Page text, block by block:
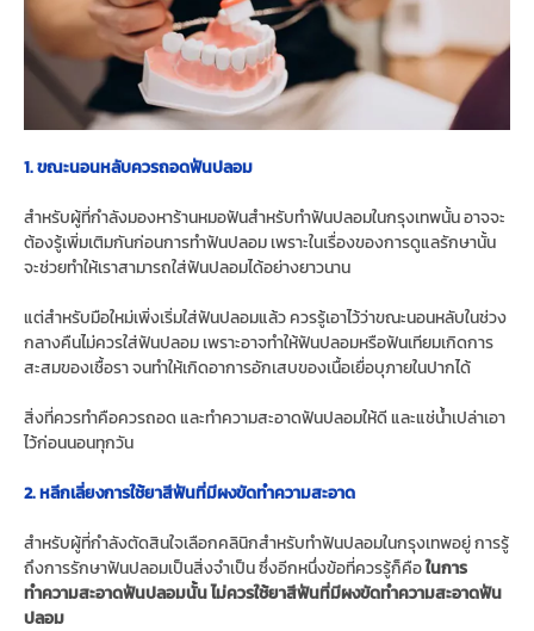
1. ขณะนอนหลับควรถอดฟันปลอม
สำหรับผู้ที่กำลังมองหาร้านหมอฟันสำหรับทำฟันปลอมในกรุงเทพนั้น อาจจะ
ต้องรู้เพิ่มเติมกันก่อนการทำฟันปลอม เพราะในเรื่องของการดูแลรักษานั้น
จะช่วยทำให้เราสามารถใส่ฟันปลอมได้อย่างยาวนาน
แต่สำหรับมือใหม่เพิ่งเริ่มใส่ฟันปลอมแล้ว ควรรู้เอาไว้ว่าขณะนอนหลับในช่วง
กลางคืนไม่ควรใส่ฟันปลอม เพราะอาจทำให้ฟันปลอมหรือฟันเทียมเกิดการ
สะสมของเชื้อรา จนทำให้เกิดอาการอักเสบของเนื้อเยื่อบุภายในปากได้
สิ่งที่ควรทำคือควรถอด และทำความสะอาดฟันปลอมให้ดี และแช่น้ำเปล่าเอา
ไว้ก่อนนอนทุกวัน
2. หลีกเลี่ยงการใช้ยาสีฟันที่มีผงขัดทำความสะอาด
สำหรับผู้ที่กำลังตัดสินใจเลือกคลินิกสำหรับทำฟันปลอมในกรุงเทพอยู่ การรู้
ถึงการรักษาฟันปลอมเป็นสิ่งจำเป็น ซึ่งอีกหนึ่งข้อที่ควรรู้ก็คือในการ
ทำความสะอาดฟันปลอมนั้น ไม่ควรใช้ยาสีฟันที่มีผงขัดทำความสะอาดฟัน
ปลอม